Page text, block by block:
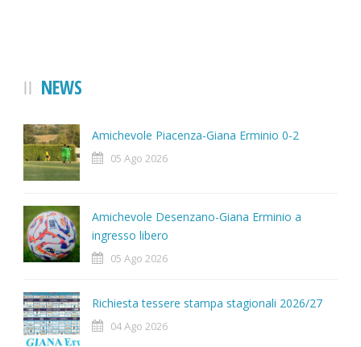
NEWS
Amichevole Piacenza-Giana Erminio 0-2
05 Ago 2026
Amichevole Desenzano-Giana Erminio a
ingresso libero
05 Ago 2026
Richiesta tessere stampa stagionali 2026/27
04 Ago 2026